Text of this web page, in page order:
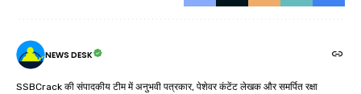
NEWS DESK
SSBCrack की संपादकीय टीम में अनुभवी पत्रकार, पेशेवर कंटेंट लेखक और समर्पित रक्षा